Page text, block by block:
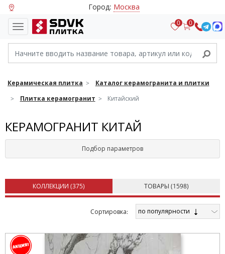
Город: Москва
0 0
Керамическая плитка
Каталог керамогранита и плитки
Плитка керамогранит
Китайский
КЕРАМОГРАНИТ КИТАЙ
Подбор параметров
КОЛЛЕКЦИИ (375) ТОВАРЫ (1598)
Cортировка: по популярности